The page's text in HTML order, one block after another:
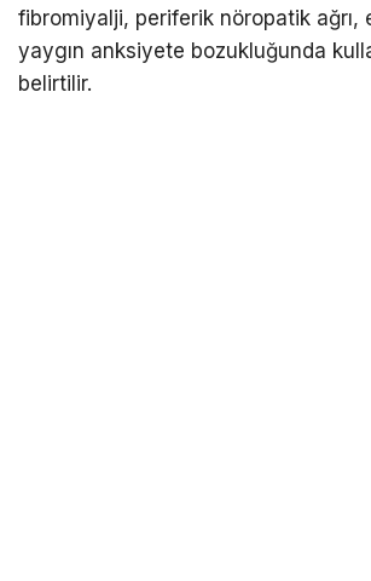
fibromiyalji, periferik nöropatik ağrı,
yaygın anksiyete bozukluğunda
belirtilir.